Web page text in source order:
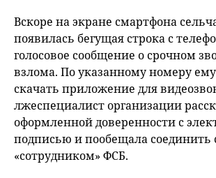
Вскоре на экране смартфона
появилась бегущая строка с
голосовое сообщение о срочном
взлома. По указанному номеру
скачать приложение для
лжеспециалист организации
оформленной доверенности с
подписью и пообещала соединить
«сотрудником» ФСБ.